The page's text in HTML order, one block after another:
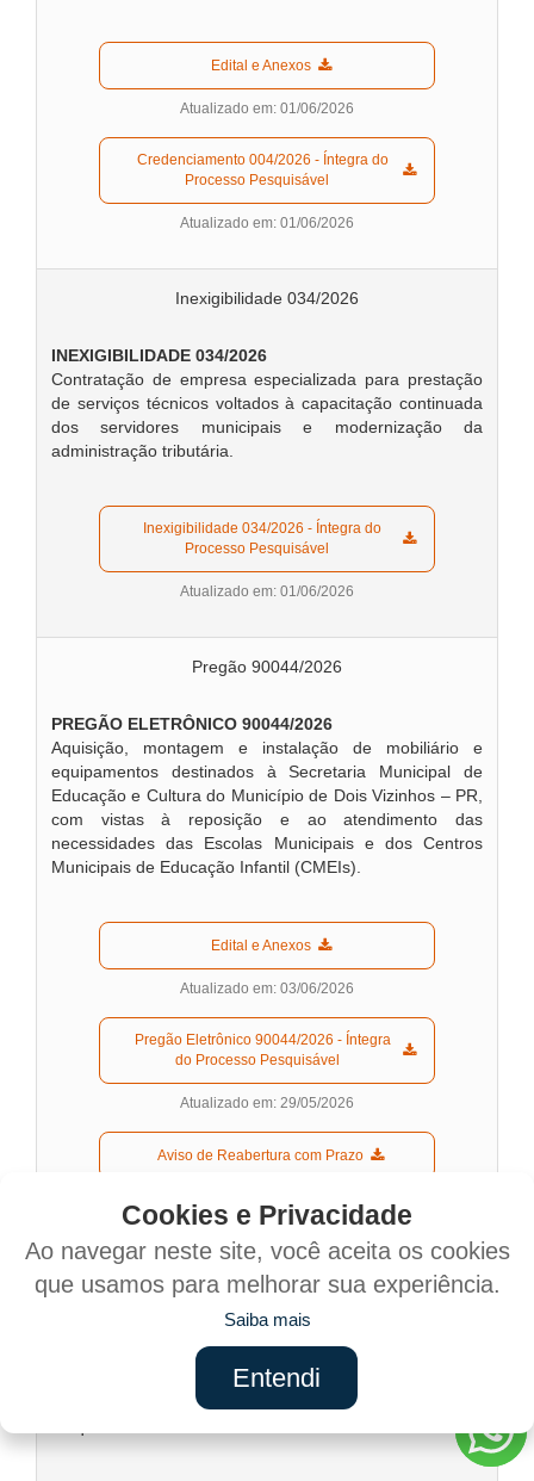
  Edital e Anexos
Atualizado em: 01/06/2026
Processo Pesquisável
Atualizado em: 01/06/2026
Inexigibilidade 034/2026
INEXIGIBILIDADE 034/2026
Contratação de empresa especializada para prestação
de serviços técnicos voltados à capacitação continuada
dos servidores municipais e modernização da
administração tributária.
Processo Pesquisável
Atualizado em: 01/06/2026
Pregão 90044/2026
PREGÃO ELETRÔNICO 90044/2026
Aquisição, montagem e instalação de mobiliário e
equipamentos destinados à Secretaria Municipal de
Educação e Cultura do Município de Dois Vizinhos – PR,
com vistas à reposição e ao atendimento das
necessidades das Escolas Municipais e dos Centros
Municipais de Educação Infantil (CMEIs).
  Edital e Anexos
Atualizado em: 03/06/2026
do Processo Pesquisável
Atualizado em: 29/05/2026
  Aviso de Reabertura com Prazo
Pregão 90043/2026
PREGÃO ELETRÔNICO 90043/2026
Aquisição de peças, componentes e acessórios de
reposição, originais, genuínas e paralelas de 1ª linha,
para manutenção da frota municipal, leves, pesados e
Cookies e Privacidade
Ao navegar neste site, você aceita os cookies
que usamos para melhorar sua experiência.
Saiba mais
Entendi